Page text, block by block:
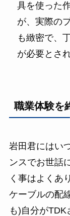
具を使った
が、実際の
も緻密で、
が必要とさ
職業体験を
岩田君にはい
ンスでお世話
く事はよくあ
ケーブルの配
も)自分が